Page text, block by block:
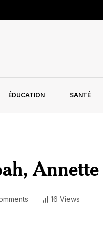
ÉDUCATION SANTÉ
16 Views